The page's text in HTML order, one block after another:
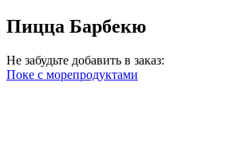
Пицца Барбекю
Не забудьте добавить в заказ:
Поке с морепродуктами